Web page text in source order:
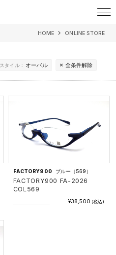
HOME ONLINE STORE
スタイル： オーバル 全条件解除
FACTORY900 ブルー［569］
FACTORY900 FA-2026
COL569
¥38,500 (税込)